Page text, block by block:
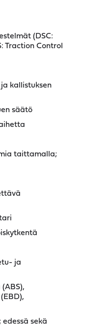
(DSC:
Traction Control
kallistuksen
säätö
taittamalla;
ja
sekä